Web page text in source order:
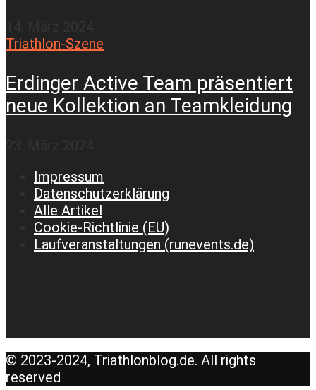
Triathlon-Szene
Erdinger Active Team präsentiert
neue Kollektion an Teamkleidung
Impressum
Datenschutzerklärung
Alle Artikel
Cookie-Richtlinie (EU)
Laufveranstaltungen (runevents.de)
© 2023-2024, Triathlonblog.de. All rights
reserved